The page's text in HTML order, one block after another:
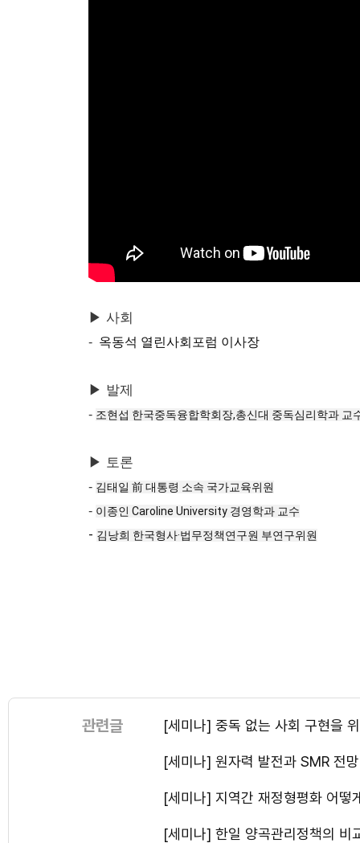
▶ 사회
- 옥동석 열린사회포럼 이사장
▶ 발제
- 조현섭 한국중독융합학회장,총신대 중독심리학과 교
▶ 토론
- 김태일 前 대통령 소속 국가교육위원
- 이종인 Caroline University 경영학과 교수
- 김낭희 한국형사·법무정책연구원 부연구위원
관련글 [세미나] 중독 없는 사회 구현을
[세미나] 원자력 발전과 SMR 전
[세미나] 지역간 재정형평화 어떻
[세미나] 한일 양곡관리정책의 비